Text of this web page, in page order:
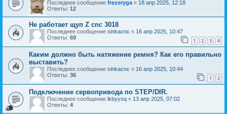
Последнее сообщение frezeryga« 18 апр 2025, 12:18
Ответы: 12
Не работает щуп Z cnc 3018
Последнее сообщение sinkacnc « 16 апр 2025, 10:47
Ответы: 69 1 2 3 4
Каким должно быть натяжение ремня? Как его правильно
выставить?
Последнее сообщение sinkacnc « 16 апр 2025, 10:44
Ответы: 36 1 2
Подключение сервопривода по STEP/DIR.
Последнее сообщение lkbyysq « 13 апр 2025, 07:02
Ответы: 4